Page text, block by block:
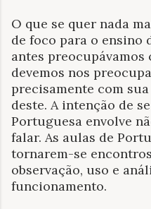
O que se quer nada
de foco para o ensino
antes preocupávamos
devemos nos
precisamente com
deste. A intenção de
Portuguesa envolve
falar. As aulas de
tornarem-se
observação, uso e
funcionamento.